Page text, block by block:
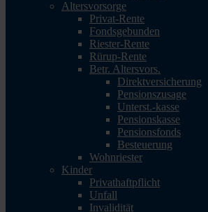
Altersvorsorge
Privat-Rente
Fondsgebunden
Riester-Rente
Rürup-Rente
Betr. Altersvors.
Direktversicherung
Pensionszusage
Unterst.-kasse
Pensionskasse
Pensionsfonds
Besteuerung
Wohnriester
Kinder
Privathaftpflicht
Unfall
Invalidität